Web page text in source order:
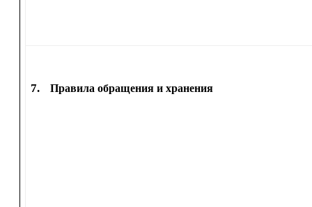
7. Правила обращения и хранения